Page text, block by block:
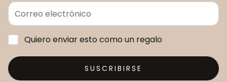
Quiero enviar esto como un regalo
SUSCRIBIRSE